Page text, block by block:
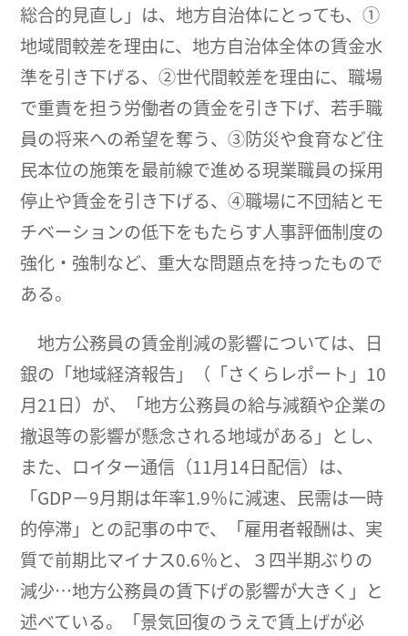
総合的見直し」は、地方自治体にとっても、①
地域間較差を理由に、地方自治体全体の賃金水
準を引き下げる、②世代間較差を理由に、職場
で重責を担う労働者の賃金を引き下げ、若手職
員の将来への希望を奪う、③防災や食育など住
民本位の施策を最前線で進める現業職員の採用
停止や賃金を引き下げる、④職場に不団結とモ
チベーションの低下をもたらす人事評価制度の
強化・強制など、重大な問題点を持ったもので
ある。
地方公務員の賃金削減の影響については、日
銀の「地域経済報告」（「さくらレポート」10
月21日）が、「地方公務員の給与減額や企業の
撤退等の影響が懸念される地域がある」とし、
また、ロイター通信（11月14日配信）は、
「GDP－9月期は年率1.9％に減速、民需は一時
的停滞」との記事の中で、「雇用者報酬は、実
質で前期比マイナス0.6％と、３四半期ぶりの
減少…地方公務員の賃下げの影響が大きく」と
述べている。「景気回復のうえで賃上げが必